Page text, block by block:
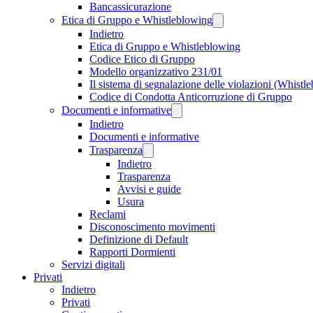
Bancassicurazione
Etica di Gruppo e Whistleblowing
Indietro
Etica di Gruppo e Whistleblowing
Codice Etico di Gruppo
Modello organizzativo 231/01
Il sistema di segnalazione delle violazioni
Codice di Condotta Anticorruzione di Gruppo
Documenti e informative
Indietro
Documenti e informative
Trasparenza
Indietro
Trasparenza
Avvisi e guide
Usura
Reclami
Disconoscimento movimenti
Definizione di Default
Rapporti Dormienti
Servizi digitali
Privati
Indietro
Privati